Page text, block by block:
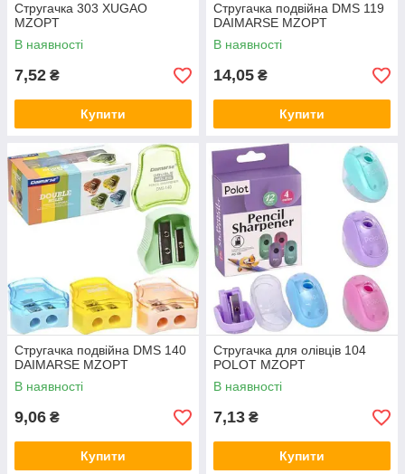
Стругачка 303 XUGAO
MZOPT
В наявності
7,52 ₴
Купити
Стругачка подвійна DMS 119
DAIMARSE MZOPT
В наявності
14,05 ₴
Купити
Стругачка подвійна DMS 140
DAIMARSE MZOPT
В наявності
9,06 ₴
Купити
Стругачка для олівців 104
POLOT MZOPT
В наявності
7,13 ₴
Купити